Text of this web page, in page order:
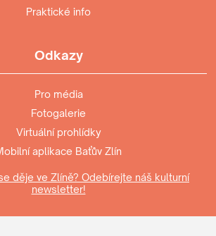
Praktické info
Odkazy
Pro média
Fotogalerie
Virtuální prohlídky
aplikace Baťův Zlín
děje ve Zlíně? Odebírejte náš kulturní
newsletter!